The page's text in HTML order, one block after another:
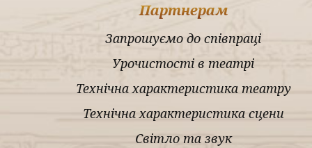
Партнерам
Запрошуємо до співпраці
Урочистості в театрі
Технічна характеристика театру
Технічна характеристика сцени
Світло та звук